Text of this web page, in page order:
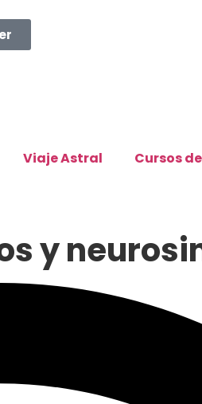
Viaje Astral Cursos
y